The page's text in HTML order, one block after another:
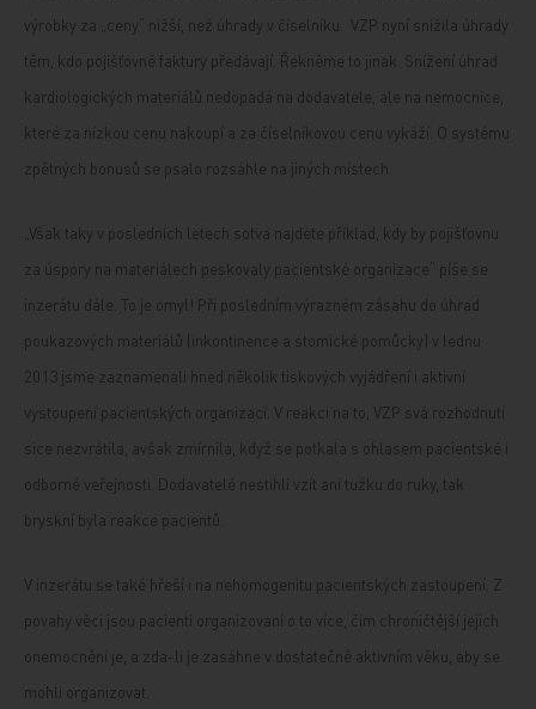
výrobky za „ceny“ nižší, než úhrady v číselníku. VZP nyní snížila úhrady
těm, kdo pojišťovně faktury předávají. Řekněme to jinak. Snížení úhrad
kardiologických materiálů nedopadá na dodavatele, ale na nemocnice,
které za nízkou cenu nakoupí a za číselníkovou cenu vykáží. O systému
zpětných bonusů se psalo rozsáhle na jiných místech.
„Však taky v posledních letech sotva najdete příklad, kdy by pojišťovnu
za úspory na materiálech peskovaly pacientské organizace“ píše se
inzerátu dále. To je omyl! Při posledním výrazném zásahu do úhrad
poukazových materiálů (inkontinence a stomické pomůcky) v lednu
2013 jsme zaznamenali hned několik tiskových vyjádření i aktivní
vystoupení pacientských organizací. V reakci na to, VZP svá rozhodnutí
sice nezvrátila, avšak zmírnila, když se potkala s ohlasem pacientské i
odborné veřejnosti. Dodavatelé nestihli vzít ani tužku do ruky, tak
bryskní byla reakce pacientů.
V inzerátu se také hřeší i na nehomogenitu pacientských zastoupení. Z
povahy věci jsou pacienti organizovaní o to více, čím chroničtější jejich
onemocnění je, a zda-li je zasáhne v dostatečně aktivním věku, aby se
mohli organizovat.